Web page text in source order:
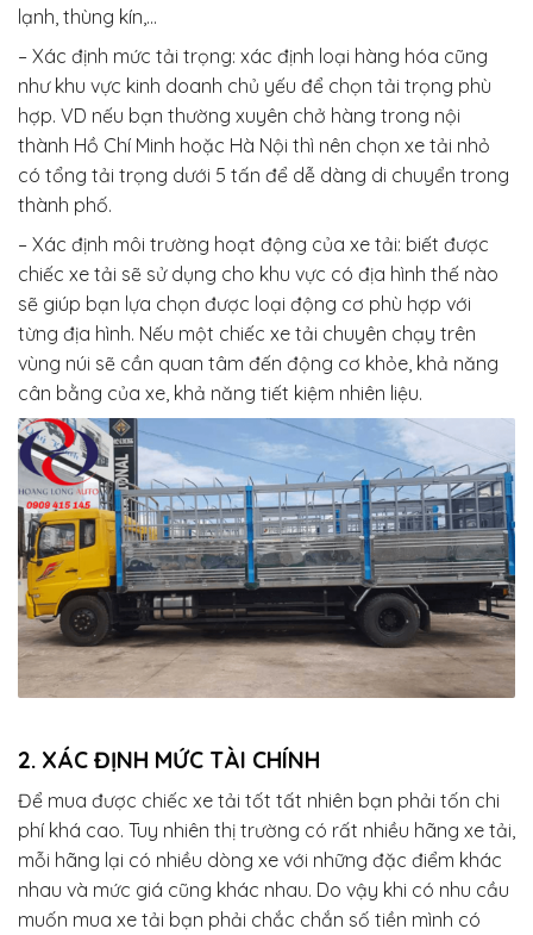
lạnh, thùng kín,…
– Xác định mức tải trọng: xác định loại hàng hóa cũng
như khu vực kinh doanh chủ yếu để chọn tải trọng phù
hợp. VD nếu bạn thường xuyên chở hàng trong nội
thành Hồ Chí Minh hoặc Hà Nội thì nên chọn xe tải nhỏ
có tổng tải trọng dưới 5 tấn để dễ dàng di chuyển trong
thành phố.
– Xác định môi trường hoạt động của xe tải: biết được
chiếc xe tải sẽ sử dụng cho khu vực có địa hình thế nào
sẽ giúp bạn lựa chọn được loại động cơ phù hợp với
từng địa hình. Nếu một chiếc xe tải chuyên chạy trên
vùng núi sẽ cần quan tâm đến động cơ khỏe, khả năng
cân bằng của xe, khả năng tiết kiệm nhiên liệu.
2. XÁC ĐỊNH MỨC TÀI CHÍNH
Để mua được chiếc xe tải tốt tất nhiên bạn phải tốn chi
phí khá cao. Tuy nhiên thị trường có rất nhiều hãng xe tải,
mỗi hãng lại có nhiều dòng xe với những đặc điểm khác
nhau và mức giá cũng khác nhau. Do vậy khi có nhu cầu
muốn mua xe tải bạn phải chắc chắn số tiền mình có